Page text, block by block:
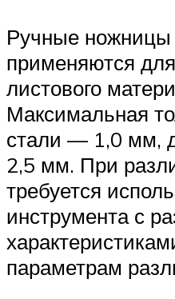
Ручные ножницы
применяются
листового
Максимальная
стали — 1,0 мм,
2,5 мм. При
требуется
инструмента с
параметрам